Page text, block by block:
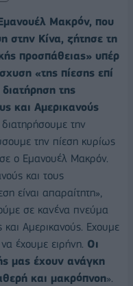
Μακρόν, που
στην Κίνα, ζήτησε τη
προσπάθειας» υπέρ
«της πίεσης επί
της
και Αμερικανούς
την
την πίεση κυρίως
ο Εμανουέλ Μακρόν.
και τους
είναι απαραίτητη»,
σε κανένα πνεύμα
Αμερικανούς. Εχουμε
έχουμε ειρήνη. Οι
μας έχουν ανάγκη
και μακρόπνοη».